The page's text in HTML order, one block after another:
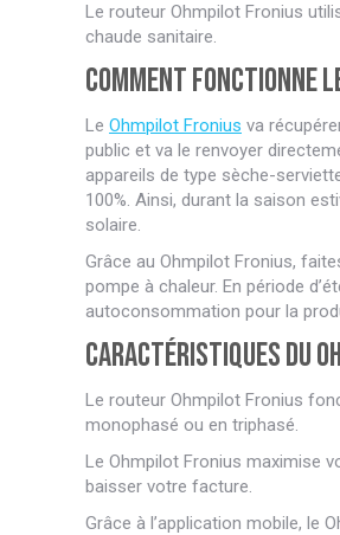
Le routeur Ohmpilot Fronius
chaude sanitaire.
Comment fonctionne
Le Ohmpilot Fronius va
public et va le renvoyer
appareils de type sèche-
100%. Ainsi, durant la saison
solaire.
Grâce au Ohmpilot Fronius,
pompe à chaleur. En période
autoconsommation pour la
Caractéristiques du
Le routeur Ohmpilot Fronius
monophasé ou en triphasé.
Le Ohmpilot Fronius maximise
baisser votre facture.
Grâce à l’application mobile, le